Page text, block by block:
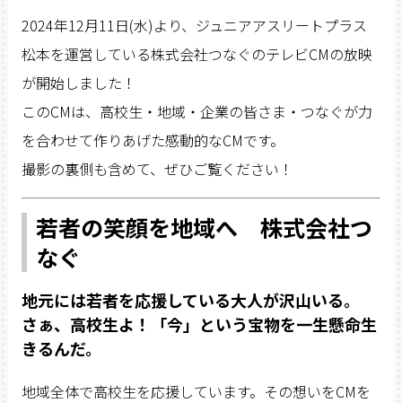
2024年12月11日(水)より、ジュニアアスリートプラス
松本を運営している株式会社つなぐのテレビCMの放映
が開始しました！
このCMは、高校生・地域・企業の皆さま・つなぐが力
を合わせて作りあげた感動的なCMです。
撮影の裏側も含めて、ぜひご覧ください！
若者の笑顔を地域へ 株式会社つ
なぐ
地元には若者を応援している大人が沢山いる。
さぁ、高校生よ！「今」という宝物を一生懸命生
きるんだ。
地域全体で高校生を応援しています。その想いをCMを